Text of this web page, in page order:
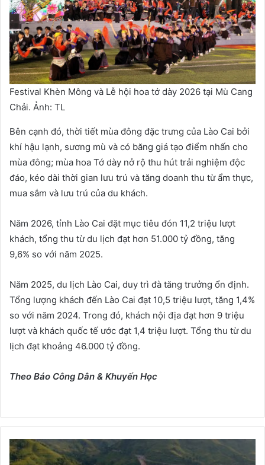
Festival Khèn Mông và Lễ hội hoa tớ dày 2026 tại Mù Cang
Chải. Ảnh: TL
Bên cạnh đó, thời tiết mùa đông đặc trưng của Lào Cai bởi
khí hậu lạnh, sương mù và có băng giá tạo điểm nhấn cho
mùa đông; mùa hoa Tớ dày nở rộ thu hút trải nghiệm độc
đáo, kéo dài thời gian lưu trú và tăng doanh thu từ ẩm thực,
mua sắm và lưu trú của du khách.
Năm 2026, tỉnh Lào Cai đặt mục tiêu đón 11,2 triệu lượt
khách, tổng thu từ du lịch đạt hơn 51.000 tỷ đồng, tăng
9,6% so với năm 2025.
Năm 2025, du lịch Lào Cai, duy trì đà tăng trưởng ổn định.
Tổng lượng khách đến Lào Cai đạt 10,5 triệu lượt, tăng 1,4%
so với năm 2024. Trong đó, khách nội địa đạt hơn 9 triệu
lượt và khách quốc tế ước đạt 1,4 triệu lượt. Tổng thu từ du
lịch đạt khoảng 46.000 tỷ đồng.
Theo Báo Công Dân & Khuyến Học